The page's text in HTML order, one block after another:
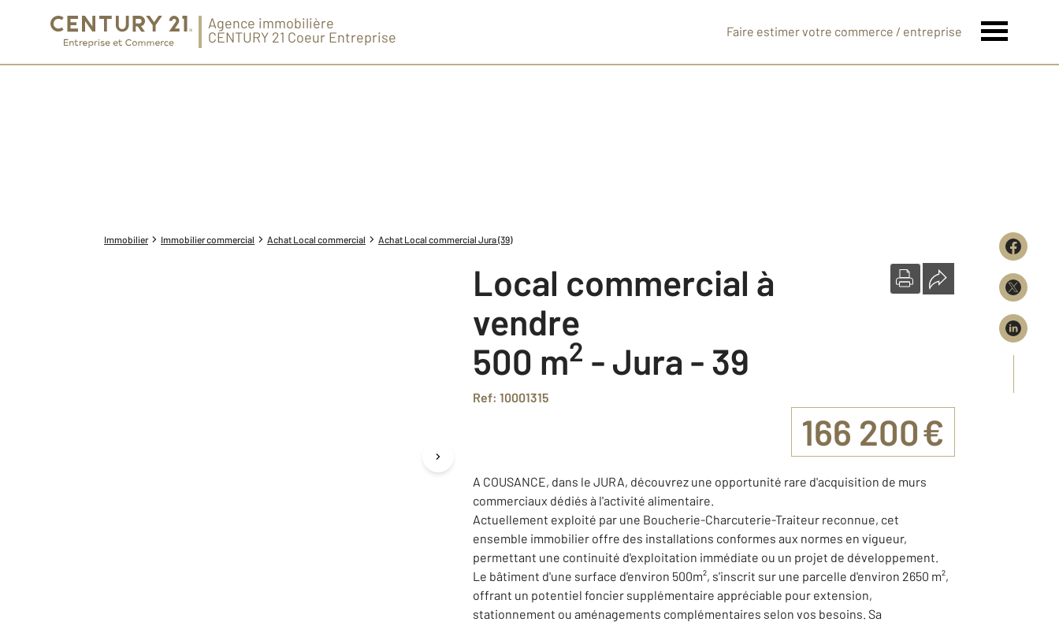
Agence immobilière
CENTURY 21 Coeur Entreprise
Faire estimer votre commerce / entreprise
Immobilier Immobilier commercial Achat Local commercial Achat Local commercial Jura (39)
Local commercial à
vendre
500 m2 - Jura - 39
Ref: 10001315
166 200 €
A COUSANCE, dans le JURA, découvrez une opportunité rare d'acquisition de murs
commerciaux dédiés à l'activité alimentaire.
Actuellement exploité par une Boucherie-Charcuterie-Traiteur reconnue, cet
ensemble immobilier offre des installations conformes aux normes en vigueur,
permettant une continuité d'exploitation immédiate ou un projet de développement.
Le bâtiment d'une surface d'environ 500m², s'inscrit sur une parcelle d'environ 2650 m²,
offrant un potentiel foncier supplémentaire appréciable pour extension,
stationnement ou aménagements complémentaires selon vos besoins. Sa